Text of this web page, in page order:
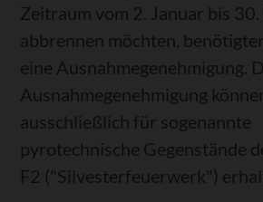
Zeitraum vom 2. Januar bis
abbrennen möchten,
eine Ausnahmegenehmigung.
Ausnahmegenehmigung
ausschließlich für sogenannte
pyrotechnische Gegenstände
F2 ("Silvesterfeuerwerk")